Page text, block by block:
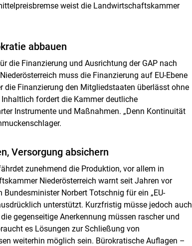
weist die Landwirtschaftskammer
abbauen
die Finanzierung und Ausrichtung der GAP nach
muss die Finanzierung auf EU-Ebene
die Finanzierung den Mitgliedstaaten überlässt ohne
fordert die Kammer deutliche
Instrumente und Maßnahmen. „Denn Kontinuität
Versorgung absichern
zunehmend die Produktion, vor allem in
Niederösterreich warnt seit Jahren vor
Norbert Totschnig für ein „EU-
unterstützt. Kurzfristig müsse jedoch auch
gegenseitige Anerkennung müssen rascher und
es Lösungen zur Schließung von
weiterhin möglich sein. Bürokratische Auflagen –